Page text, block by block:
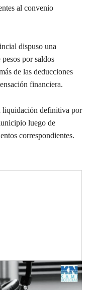
al convenio
dispuso una
por saldos
de las deducciones
financiera.
liquidación definitiva por
luego de
correspondientes.